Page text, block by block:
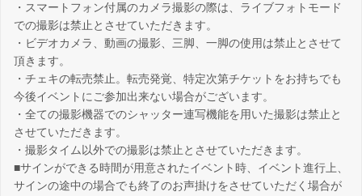
・スマートフォン付属のカメラ撮影の際は、ライブフォトモード
での撮影は禁止とさせていただきます。
・ビデオカメラ、動画の撮影、三脚、一脚の使用は禁止とさせて
頂きます。
・チェキの転売禁止。転売発覚、特定次第チケットをお持ちでも
今後イベントにご参加出来ない場合がございます。
・全ての撮影機器でのシャッター連写機能を用いた撮影は禁止と
させていただきます。
・撮影タイム以外での撮影は禁止とさせていただきます。
■サインができる時間が用意されたイベント時、イベント進行上、
サインの途中の場合でも終了のお声掛けをさせていただく場合が